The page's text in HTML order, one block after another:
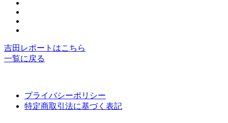
吉田レポートはこちら
一覧に戻る
プライバシーポリシー
特定商取引法に基づく表記